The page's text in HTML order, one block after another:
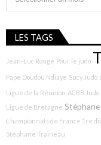
LES TAGS
Jean-Luc Rougé Pour le judo
Pape Doudou Ndiaye Sucy Judo
Ligue de la Réunion ACBB Judo
Ligue de Bretagne
Championnats de France 1re
Stéphane Traineau